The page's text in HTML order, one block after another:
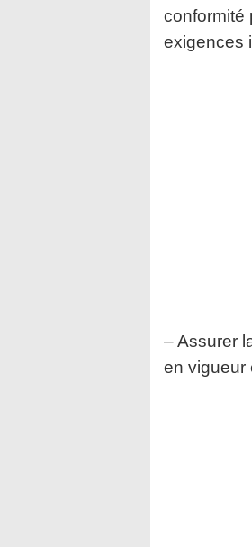
conformité
exigences
– Assurer
en vigueur